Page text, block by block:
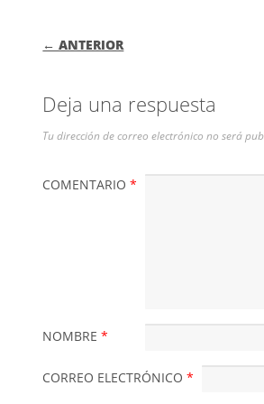
NAVEGACIÓN DE
← ANTERIOR
Deja una respuesta
Tu dirección de correo electrónico no será
COMENTARIO*
NOMBRE*
CORREO ELECTRÓNICO*